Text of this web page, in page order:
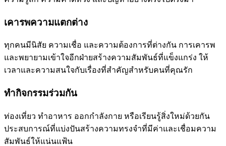
เคารพความแตกต่าง
ทุกคนมีนิสัย ความเชื่อ และความต้องการที่ต่างกัน การเคารพ
และพยายามเข้าใจอีกฝ่ายสร้างความสัมพันธ์ที่แข็งแกร่ง ให้
เวลาและความสนใจกับเรื่องที่สำคัญสำหรับคนที่คุณรัก
ทำกิจกรรมร่วมกัน
ท่องเที่ยว ทำอาหาร ออกกำลังกาย หรือเรียนรู้สิ่งใหม่ด้วยกัน
ประสบการณ์ที่แบ่งปันสร้างความทรงจำที่มีค่าและเชื่อมความ
สัมพันธ์ให้แน่นแฟ้น